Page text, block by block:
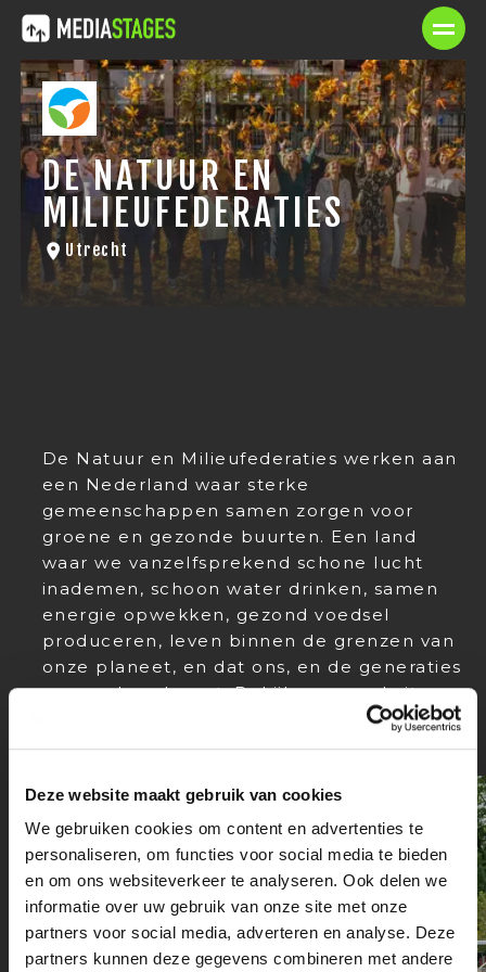
Deze website maakt gebruik van cookies
We gebruiken cookies om content en advertenties te
personaliseren, om functies voor social media te bieden
en om ons websiteverkeer te analyseren. Ook delen we
informatie over uw gebruik van onze site met onze
partners voor social media, adverteren en analyse. Deze
partners kunnen deze gegevens combineren met andere
DE NATUUR EN
MILIEUFEDERATIES
Utrecht
De Natuur en Milieufederaties werken aan
een Nederland waar sterke
gemeenschappen samen zorgen voor
groene en gezonde buurten. Een land
waar we vanzelfsprekend schone lucht
inademen, schoon water drinken, samen
energie opwekken, gezond voedsel
produceren, leven binnen de grenzen van
onze planeet, en dat ons, en de generaties
na ons, beschermt. Bekijk onze website: